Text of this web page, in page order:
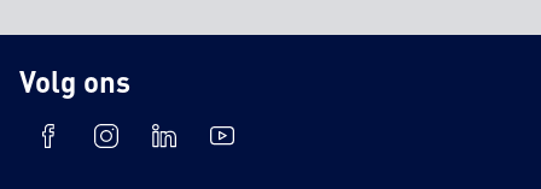
Volg ons